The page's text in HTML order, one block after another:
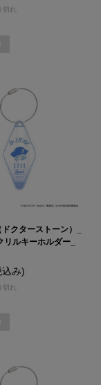
切れ
クターストーン）_
リルキーホルダー_
込み)
切れ